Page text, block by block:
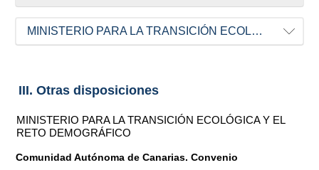
MINISTERIO PARA LA TRANSICIÓN ECOLÓGICA Y EL RETO DEMOGRÁFICO
III. Otras disposiciones
MINISTERIO PARA LA TRANSICIÓN ECOLÓGICA Y EL
RETO DEMOGRÁFICO
Comunidad Autónoma de Canarias. Convenio